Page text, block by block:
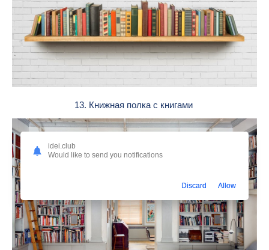
13. Книжная полка с книгами
idei.club
Would like to send you notifications
Discard Allow